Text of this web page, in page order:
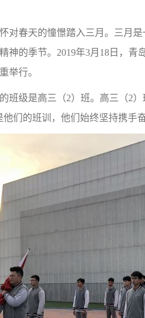
对春天的憧憬踏入三月。三月
神的季节。2019年3月18日，
举行。
班级是高三（2）班。高三（2
们的班训，他们始终坚持携手